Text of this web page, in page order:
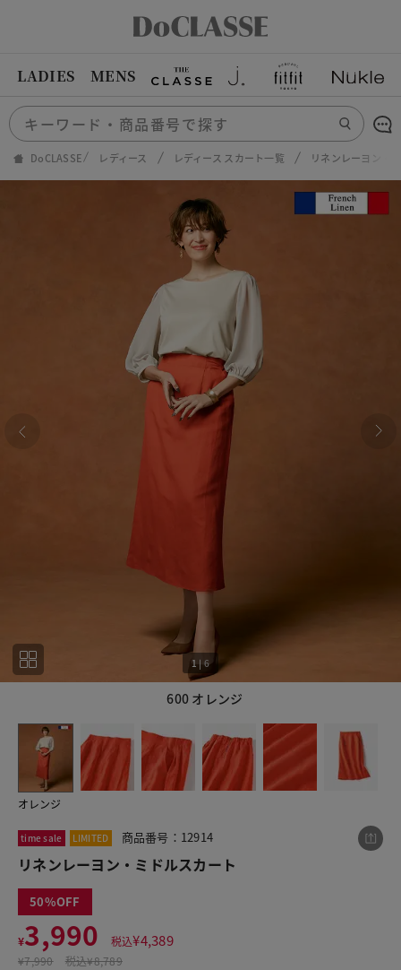
LADIES MENS
DoCLASSE レディース レディース スカート一覧 リネンレーヨン・
600 オレンジ
1 | 6
オレンジ
6
time sale LIMITED 商品番号：12914
リネンレーヨン・ミドルスカート
50
¥3,990 税込¥4,389
¥7,990 税込¥8,789
この商品をシェアする
¥3,990 税込¥4,389